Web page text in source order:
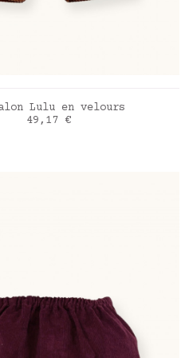
AJOUTER AU PANIER
Lulu en velours
Prix
49,17 €